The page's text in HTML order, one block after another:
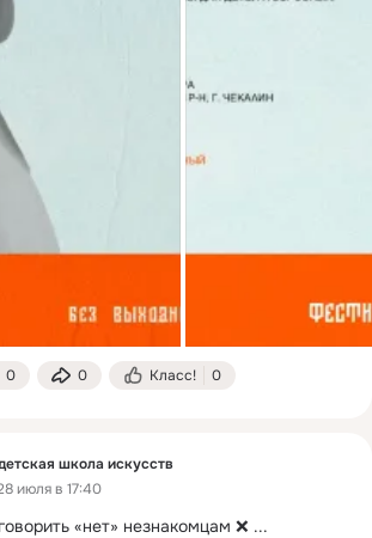
0 0 Класс! 0
школа искусств
июля в 17:40
«нет» незнакомцам ❌ ...